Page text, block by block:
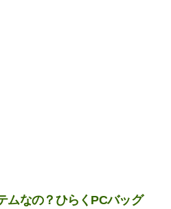
なの？ひらくPCバッグ